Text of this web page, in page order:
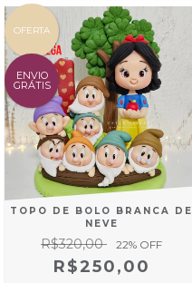
OFERTA
ENVIO
GRÁTIS
TOPO DE BOLO BRANCA DE
NEVE
R$320,00 22% OFF
R$250,00